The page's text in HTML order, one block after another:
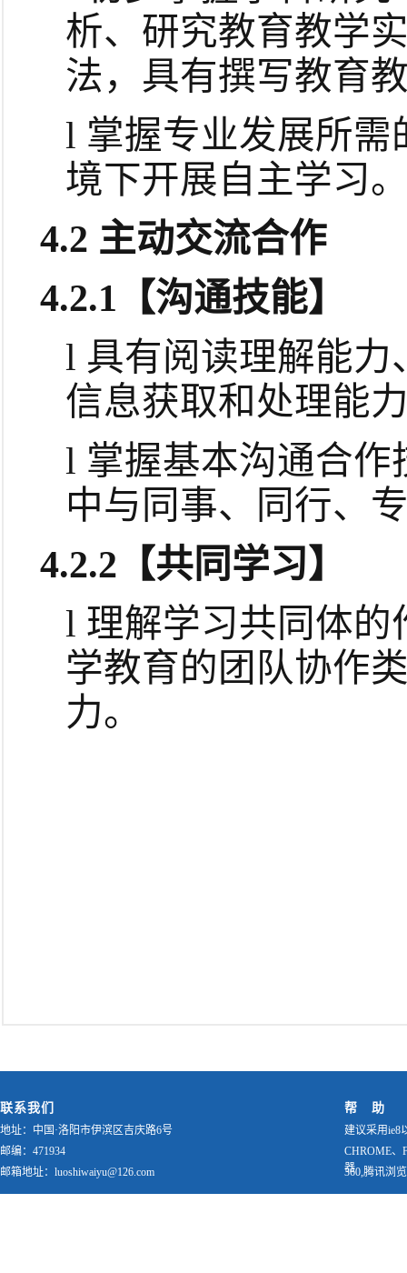
析、研究教育教学
法，具有撰写教育
l 掌握专业发展所
境下开展自主学习
4.2 主动交流合作
4.2.1 【沟通技能】
l 具有阅读理解能
信息获取和处理能
l 掌握基本沟通合
中与同事、同行、
4.2.2 【共同学习】
l 理解学习共同体
学教育的团队协作
力。
联系我们
地址：中国·洛阳市伊滨区吉庆路6号
邮编：471934
邮箱地址：luoshiwaiyu@126.com
帮 助
建议采用ie8
CHROME、
器
360,腾讯浏